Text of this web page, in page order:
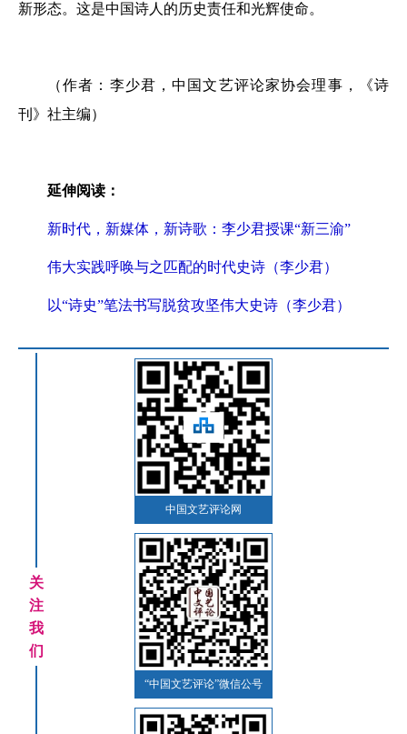
新形态。这是中国诗人的历史责任和光辉使命。
（作者：李少君，中国文艺评论家协会理事，《诗
刊》社主编）
延伸阅读：
新时代，新媒体，新诗歌：李少君授课“新三渝”
伟大实践呼唤与之匹配的时代史诗（李少君）
以“诗史”笔法书写脱贫攻坚伟大史诗（李少君）
关
注
我
们
中国文艺评论网
“中国文艺评论”微信公号